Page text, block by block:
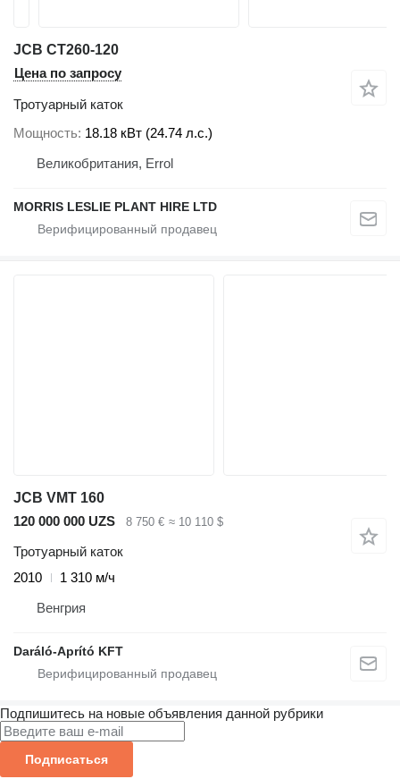
JCB CT260-120
Цена по запросу
Тротуарный каток
Мощность 18.18 кВт (24.74 л.с.)
Великобритания, Errol
MORRIS LESLIE PLANT HIRE LTD
JCB VMT 160
120 000 000 UZS
8 750 € ≈ 10 110 $
Тротуарный каток
2010
1 310 м/ч
Венгрия
Daráló-Aprító KFT
Подпишитесь на новые объявления данной рубрики
Подписаться